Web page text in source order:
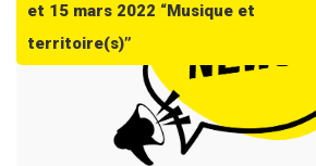
et 15 mars 2022 “Musique et
territoire(s)”